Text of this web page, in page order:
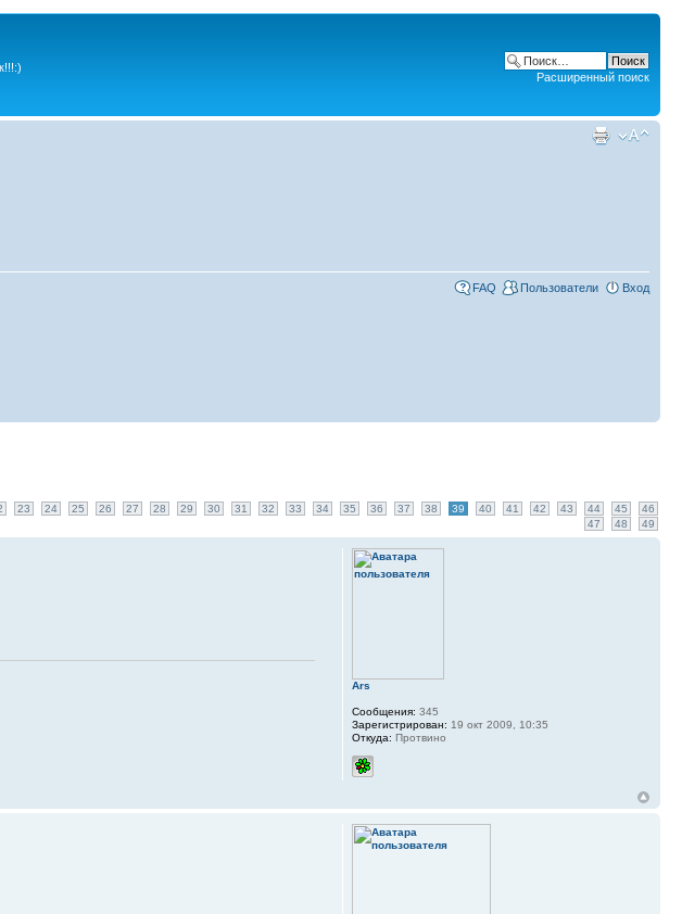
Расширенный поиск
FAQ Пользователи Вход
23 24 25 26 27 28 29 30 31 32 33 34 35 36 37 38 39 40 41 42 43 44 45
46
47
48 49
Ars
Сообщения: 345
Зарегистрирован: 19 окт 2009, 10:35
Откуда: Протвино